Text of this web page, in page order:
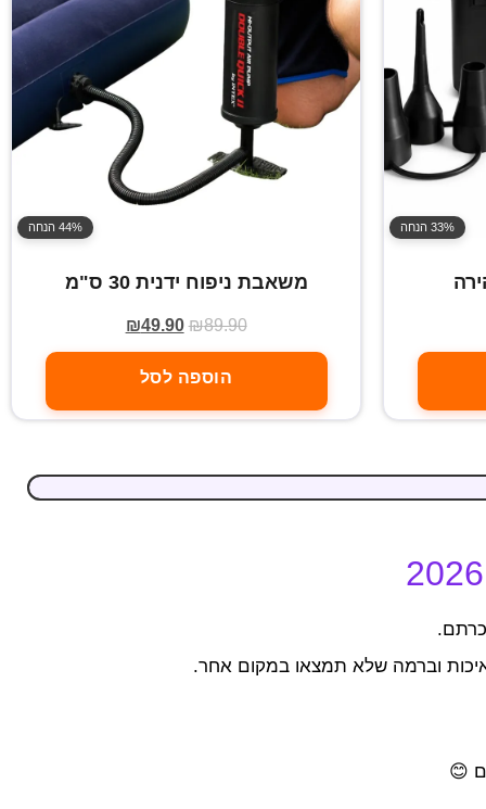
33% הנחה 44% הנחה
משאבת ניפוח ידנית 30 ס"מ
₪89.90
₪49.90
הוספה לסל
וברמה שלא תמצאו במקום אחר.
😊